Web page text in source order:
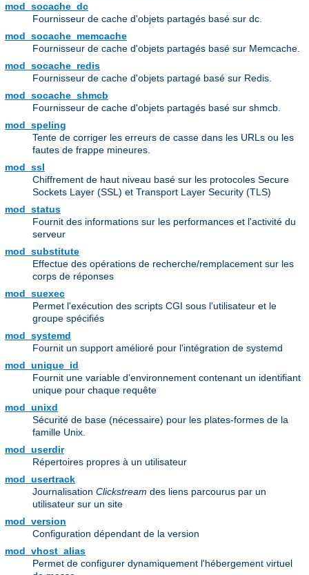
mod_socache_dc
Fournisseur de cache d'objets partagés basé sur dc.
mod_socache_memcache
Fournisseur de cache d'objets partagés basé sur Memcache.
mod_socache_redis
Fournisseur de cache d'objets partagé basé sur Redis.
mod_socache_shmcb
Fournisseur de cache d'objets partagés basé sur shmcb.
mod_speling
Tente de corriger les erreurs de casse dans les URLs ou les
fautes de frappe mineures.
mod_ssl
Chiffrement de haut niveau basé sur les protocoles Secure
Sockets Layer (SSL) et Transport Layer Security (TLS)
mod_status
Fournit des informations sur les performances et l'activité du
serveur
mod_substitute
Effectue des opérations de recherche/remplacement sur les
corps de réponses
mod_suexec
Permet l'exécution des scripts CGI sous l'utilisateur et le
groupe spécifiés
mod_systemd
Fournit un support amélioré pour l'intégration de systemd
mod_unique_id
Fournit une variable d'environnement contenant un identifiant
unique pour chaque requête
mod_unixd
Sécurité de base (nécessaire) pour les plates-formes de la
famille Unix.
mod_userdir
Répertoires propres à un utilisateur
mod_usertrack
Journalisation Clickstream des liens parcourus par un
utilisateur sur un site
mod_version
Configuration dépendant de la version
mod_vhost_alias
Permet de configurer dynamiquement l'hébergement virtuel